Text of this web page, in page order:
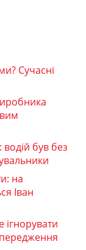
Сучасні
водій був без
на
Іван